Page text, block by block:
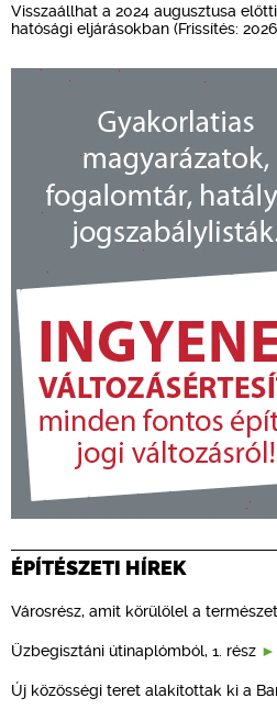
Visszaállhat a 2024 augusztusa
hatósági eljárásokban (Frissítés:
ÉPÍTÉSZETI HÍREK
Városrész, amit körülölel a természet
Üzbegisztáni útinaplómból, 1. rész
Új közösségi teret alakítottak ki a